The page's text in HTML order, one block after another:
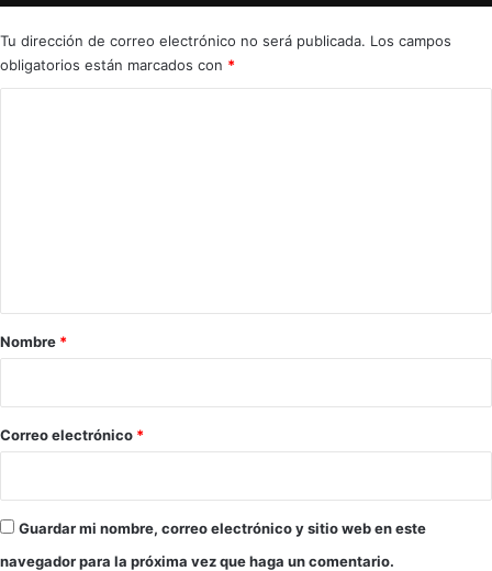
Tu dirección de correo electrónico no será publicada. Los campos
obligatorios están marcados con *
r
*
Nombre *
Correo electrónico *
Guardar mi nombre, correo electrónico y sitio web en este
navegador para la próxima vez que haga un comentario.